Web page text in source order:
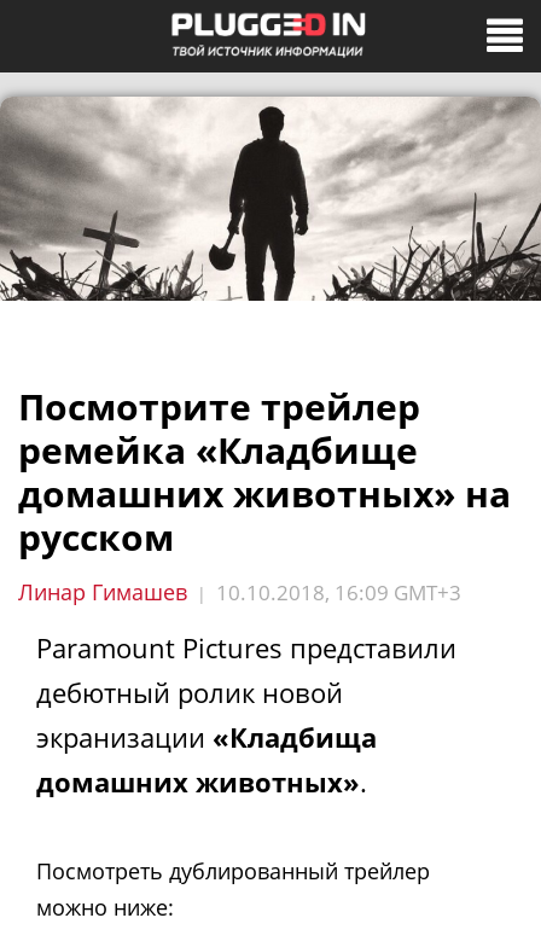
Посмотрите трейлер
ремейка «Кладбище
домашних животных» на
русском
Линар Гимашев | 10.10.2018, 16:09 GMT+3
Paramount Pictures представили
дебютный ролик новой
экранизации «Кладбища
домашних животных».
Посмотреть дублированный трейлер
можно ниже: